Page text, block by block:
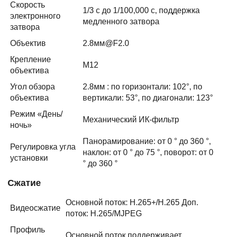
Скорость
электронного
затвора
1/3 с до 1/100,000 с, поддержка
медленного затвора
Объектив
2.8мм@F2.0
Крепление
объектива
M12
Угол обзора
объектива
2.8мм : по горизонтали: 102°, по
вертикали: 53°, по диагонали: 123°
Режим «День/
ночь»
Механический ИК-фильтр
Регулировка угла
установки
Панорамирование: от 0 ° до 360 °,
наклон: от 0 ° до 75 °, поворот: от 0
° до 360 °
Сжатие
Видеосжатие
Основной поток: H.265+/H.265 Доп.
поток: H.265/MJPEG
Профиль
Основной поток поддерживает